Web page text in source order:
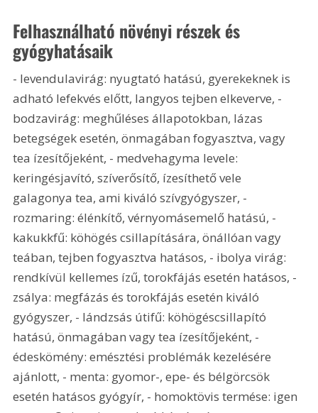
Felhasználható növényi részek és
gyógyhatásaik
- levendulavirág: nyugtató hatású, gyerekeknek is
adható lefekvés előtt, langyos tejben elkeverve, -
bodzavirág: meghűléses állapotokban, lázas
betegségek esetén, önmagában fogyasztva, vagy
tea ízesítőjeként, - medvehagyma levele:
keringésjavító, szíverősítő, ízesíthető vele
galagonya tea, ami kiváló szívgyógyszer, -
rozmaring: élénkítő, vérnyomásemelő hatású, -
kakukkfű: köhögés csillapítására, önállóan vagy
teában, tejben fogyasztva hatásos, - ibolya virág:
rendkívül kellemes ízű, torokfájás esetén hatásos, -
zsálya: megfázás és torokfájás esetén kiváló
gyógyszer, - lándzsás útifű: köhögéscsillapító
hatású, önmagában vagy tea ízesítőjeként, -
édeskömény: emésztési problémák kezelésére
ajánlott, - menta: gyomor-, epe- és bélgörcsök
esetén hatásos gyógyír, - homoktövis termése: igen